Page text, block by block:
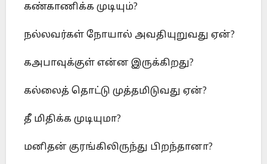
கண்காணிக்க முடியும்?
நல்லவர்கள் நோயால் அவதியுறுவது ஏன்?
கஅபாவுக்குள் என்ன இருக்கிறது?
கல்லைத் தொட்டு முத்தமிடுவது ஏன்?
தீ மிதிக்க முடியுமா?
மனிதன் குரங்கிலிருந்து பிறந்தானா?